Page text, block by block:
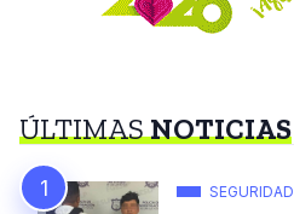
ÚLTIMASNOTICIAS
SEGURIDAD